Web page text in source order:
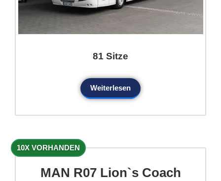
81 Sitze
Weiterlesen
10X VORHANDEN
MAN R07 Lion`s Coach